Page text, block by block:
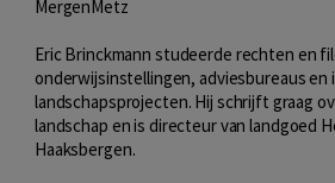
MergenMetz
Eric Brinckmann studeerde rechten en
onderwijsinstellingen, adviesbureaus en
landschapsprojecten. Hij schrijft graag
landschap en is directeur van landgoed
Haaksbergen.